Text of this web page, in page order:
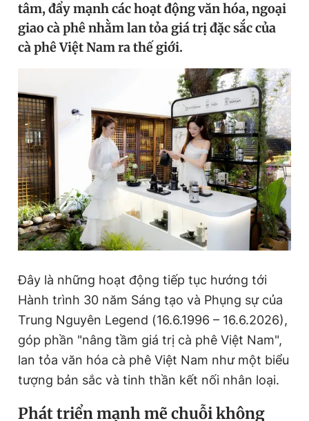
Sản phẩm khác
Tiện ích Bạn cần biết
Liên hệ quảng cáo
Đọc Thanh Niên trên điện thoại
0906 645 777 0908 780 404
Đặt báo Quảng cáo RSS Tòa soạn Chính sách bảo
Tổng biên tập: Nguyễn Ngọc Toàn
Phó tổng biên tập: Lâm Hiếu Dũng
tâm, đẩy mạnh các hoạt động văn hóa, ngoại
giao cà phê nhằm lan tỏa giá trị đặc sắc của
cà phê Việt Nam ra thế giới.
Đây là những hoạt động tiếp tục hướng tới
Hành trình 30 năm Sáng tạo và Phụng sự của
Trung Nguyên Legend (16.6.1996 – 16.6.2026),
góp phần "nâng tầm giá trị cà phê Việt Nam",
lan tỏa văn hóa cà phê Việt Nam như một biểu
tượng bản sắc và tinh thần kết nối nhân loại.
Phát triển mạnh mẽ chuỗi không